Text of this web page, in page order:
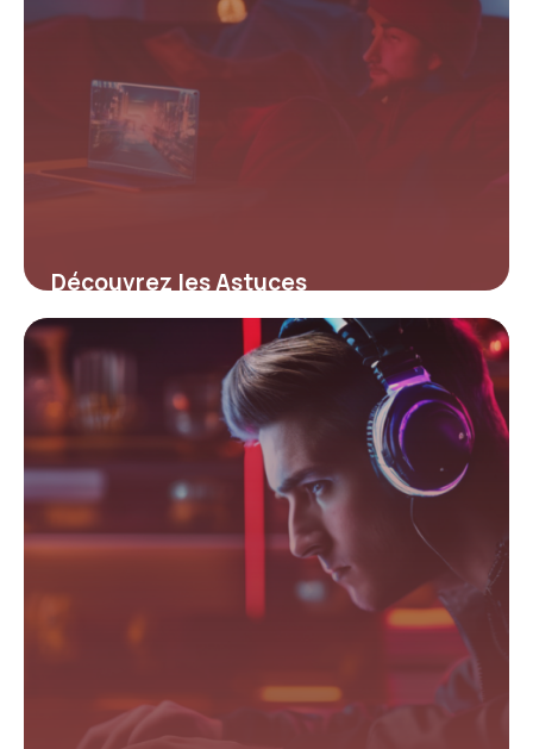
Découvrez les Astuces
Insoupçonnées pour Maximiser vos
Codes Promo Shadow et Booster
votre Expérience Cloud Gaming
12 juillet 2025